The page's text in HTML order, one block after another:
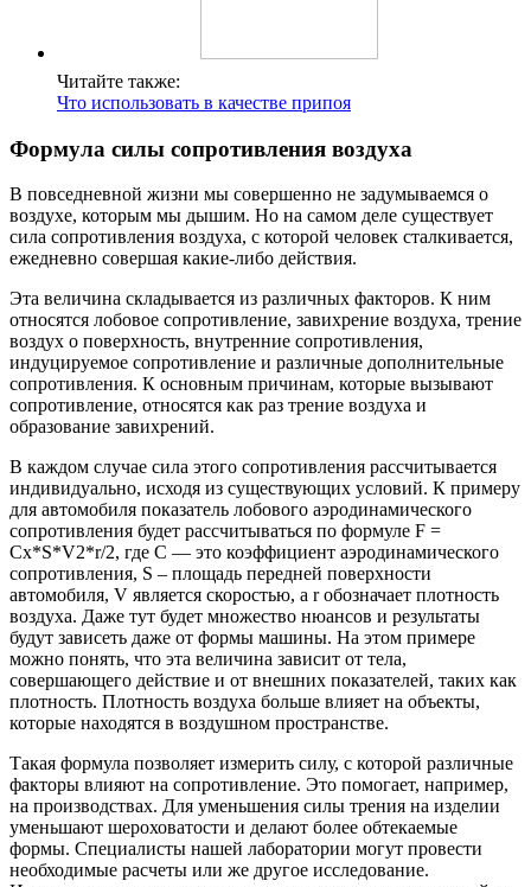
Читайте также:
Что использовать в качестве припоя
Формула силы сопротивления воздуха
В повседневной жизни мы совершенно не задумываемся о
воздухе, которым мы дышим. Но на самом деле существует
сила сопротивления воздуха, с которой человек сталкивается,
ежедневно совершая какие-либо действия.
Эта величина складывается из различных факторов. К ним
относятся лобовое сопротивление, завихрение воздуха, трение
воздух о поверхность, внутренние сопротивления,
индуцируемое сопротивление и различные дополнительные
сопротивления. К основным причинам, которые вызывают
сопротивление, относятся как раз трение воздуха и
образование завихрений.
В каждом случае сила этого сопротивления рассчитывается
индивидуально, исходя из существующих условий. К примеру
для автомобиля показатель лобового аэродинамического
сопротивления будет рассчитываться по формуле F =
Сх*S*V2*r/2, где С — это коэффициент аэродинамического
сопротивления, S – площадь передней поверхности
автомобиля, V является скоростью, а r обозначает плотность
воздуха. Даже тут будет множество нюансов и результаты
будут зависеть даже от формы машины. На этом примере
можно понять, что эта величина зависит от тела,
совершающего действие и от внешних показателей, таких как
плотность. Плотность воздуха больше влияет на объекты,
которые находятся в воздушном пространстве.
Такая формула позволяет измерить силу, с которой различные
факторы влияют на сопротивление. Это помогает, например,
на производствах. Для уменьшения силы трения на изделии
уменьшают шероховатости и делают более обтекаемые
формы. Специалисты нашей лаборатории могут провести
необходимые расчеты или же другое исследование.